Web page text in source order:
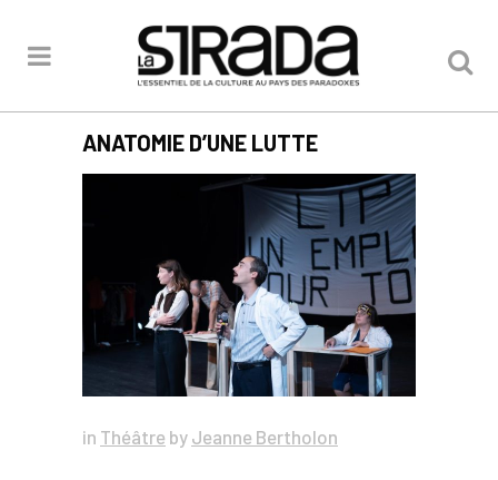
ANATOMIE D’UNE LUTTE
in Théâtre by Jeanne Bertholon